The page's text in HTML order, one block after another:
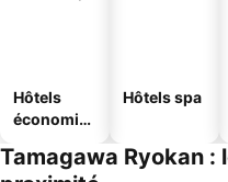
Hôtels
économiq
Hôtels spa
Tamagawa Ryokan :